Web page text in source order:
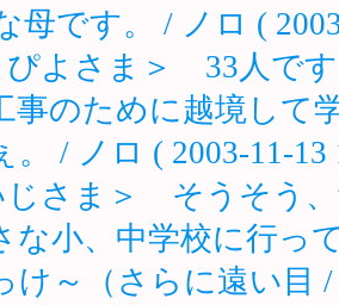
母です。 / ノロ (
よさま＞ 33人で
事のために越境して
。 / ノロ ( 2003-11-13
さま＞ そうそう、
な小、中学校に行っ
け～（さらに遠い目 /